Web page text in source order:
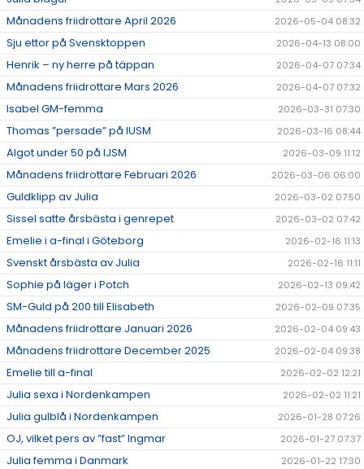
Månadens friidrottare April 2026 2026-05-04 08:32
Sju ettor på Svensktoppen 2026-04-13 08:00
Henrik – ny herre på täppan 2026-04-07 07:34
Månadens friidrottare Mars 2026 2026-04-07 07:32
Isabel GM-femma 2026-03-31 07:30
Thomas ”persade” på IUSM 2026-03-16 08:44
Algot under 50 på IJSM 2026-03-09 11:12
Månadens friidrottare Februari 2026 2026-03-06 06:00
Guldklipp av Julia 2026-03-02 07:50
Sissel satte årsbästa i genrepet 2026-03-02 07:42
Emelie i a-final i Göteborg 2026-02-16 11:13
Svenskt årsbästa av Julia 2026-02-16 11:11
Sophie på läger i Potch 2026-02-13 09:42
SM-Guld på 200 till Elisabeth 2026-02-09 07:35
Månadens friidrottare Januari 2026 2026-02-04 09:43
Månadens friidrottare December 2025 2026-02-04 09:38
Emelie till a-final 2026-02-02 12:21
Julia sexa i Nordenkampen 2026-02-02 11:21
Julia gulblå i Nordenkampen 2026-01-28 07:26
OJ, vilket pers av ”fast” Ingmar 2026-01-27 07:37
Julia femma i Danmark 2026-01-22 17:30